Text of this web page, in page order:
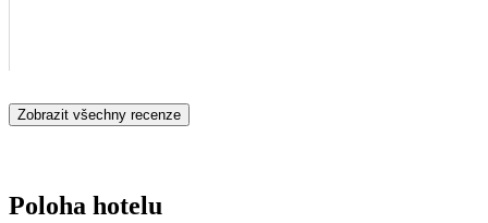
Zobrazit všechny recenze
Poloha hotelu